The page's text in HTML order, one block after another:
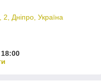
Дніпро, Україна